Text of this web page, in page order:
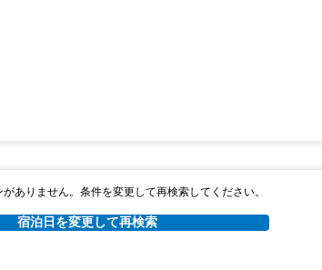
ありません。条件を変更して再検索してください。
宿泊日を変更して再検索